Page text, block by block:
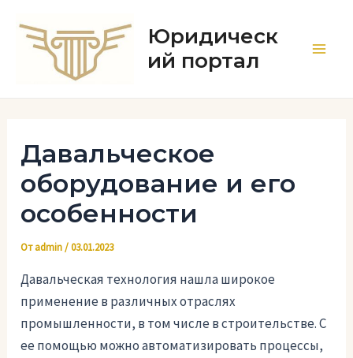
содержимому
Юридическ
ий портал
Давальческое
оборудование и его
особенности
Отadmin/03.01.2023
Давальческая технология нашла широкое
применение в различных отраслях
промышленности, в том числе в строительстве. С
ее помощью можно автоматизировать процессы,